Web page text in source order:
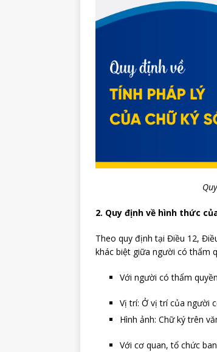
2. Quy định về hình thức
Theo quy định tại Điều 12,
khác biệt giữa người có thẩm
Với người có thẩm
Vị trí: Ở vị trí của người
Hình ảnh: Chữ ký trên
Với cơ quan, tổ chức